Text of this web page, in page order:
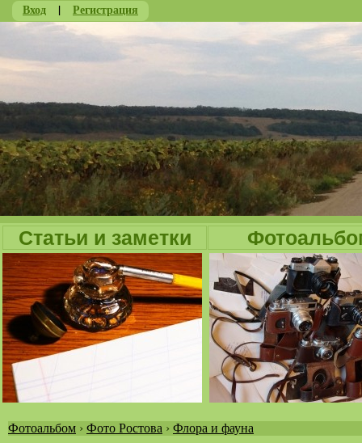
Вход | Регистрация
Статьи и заметки
Фотоальбом › Фото Ростова › Флора и фауна